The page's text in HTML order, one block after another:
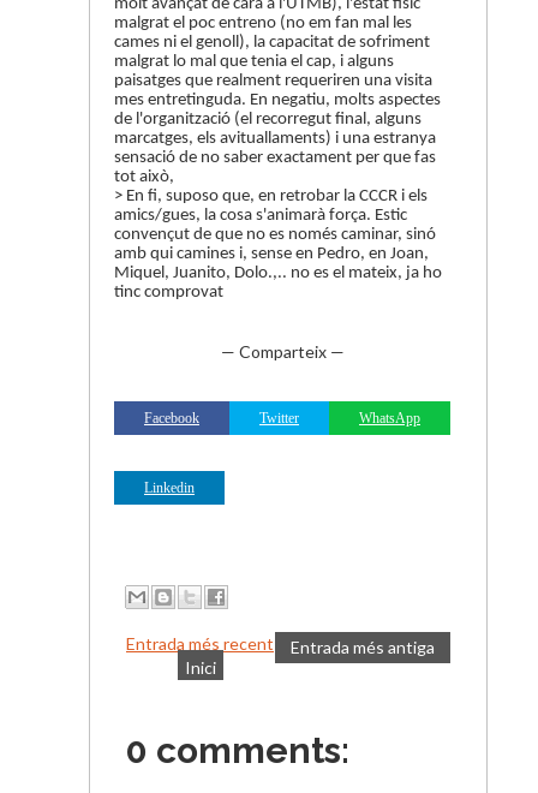
molt avançat de cara a l'UTMB), l'estat físic
malgrat el poc entreno (no em fan mal les
cames ni el genoll), la capacitat de sofriment
malgrat lo mal que tenia el cap, i alguns
paisatges que realment requeriren una visita
mes entretinguda. En negatiu, molts aspectes
de l'organització (el recorregut final, alguns
marcatges, els avituallaments) i una estranya
sensació de no saber exactament per que fas
tot això,
> En fi, suposo que, en retrobar la CCCR i els
amics/gues, la cosa s'animarà força. Estic
convençut de que no es només caminar, sinó
amb qui camines i, sense en Pedro, en Joan,
Miquel, Juanito, Dolo.,.. no es el mateix, ja ho
tinc comprovat
— Comparteix —
Facebook Twitter WhatsApp
Linkedin
Entrada més recent
Entrada més antiga
Inici
0 comments: